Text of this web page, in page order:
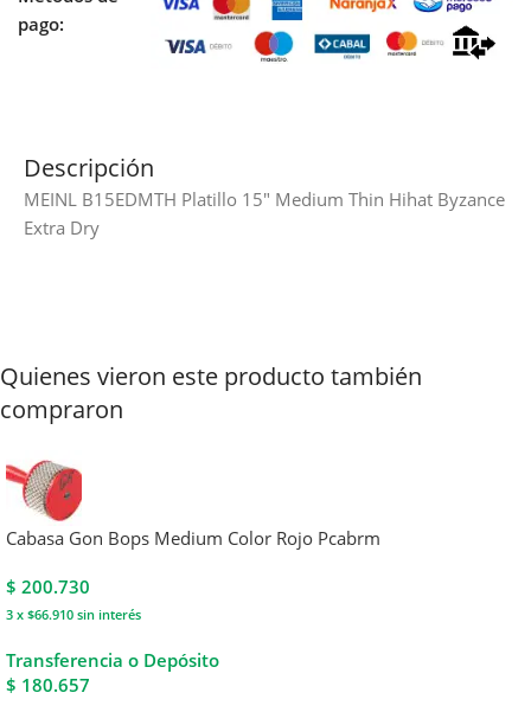
pago:
Descripción
MEINL B15EDMTH Platillo 15″ Medium Thin Hihat Byzance
Extra Dry
Quienes vieron este producto también
compraron
Cabasa Gon Bops Medium Color Rojo Pcabrm
$ 200.730
3 x $66.910 sin interés
Transferencia o Depósito
$ 180.657